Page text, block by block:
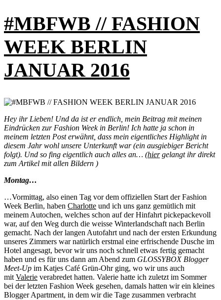
#MBFWB // FASHION
WEEK BERLIN
JANUAR 2016
Hey ihr Lieben! Und da ist er endlich, mein Beitrag mit meinen
Eindrücken zur Fashion Week in Berlin! Ich hatte ja schon in
meinem letzten Post erwähnt, dass mein eigentliches Highlight in
diesem Jahr wohl unsere Unterkunft war (ein ausgiebiger Bericht
folgt). Und so fing eigentlich auch alles an… (hiergelangt ihr direkt
zum Artikel mit allen Bildern )
Montag…
…Vormittag, also einen Tag vor dem offiziellen Start der Fashion
Week Berlin, haben Charlotte und ich uns ganz gemütlich mit
meinem Autochen, welches schon auf der Hinfahrt pickepackevoll
war, auf den Weg durch die weisse Winterlandschaft nach Berlin
gemacht. Nach der langen Autofahrt und nach der ersten Erkundung
unseres Zimmers war natürlich erstmal eine erfrischende Dusche im
Hotel angesagt, bevor wir uns noch schnell etwas fertig gemacht
haben und es für uns dann am Abend zum GLOSSYBOX Blogger
Meet-Up im Katjes Café Grün-Ohr ging, wo wir uns auch
mit Valerie verabredet hatten. Valerie hatte ich zuletzt im Sommer
bei der letzten Fashion Week gesehen, damals hatten wir ein kleines
Blogger Apartment, in dem wir die Tage zusammen verbracht